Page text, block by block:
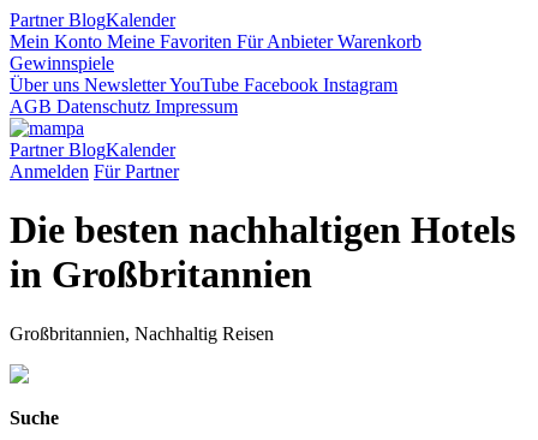
PartnerBlogKalender
Mein Konto Meine Favoriten Für AnbieterWarenkorb
Gewinnspiele
Über uns NewsletterYouTube Facebook Instagram
AGB Datenschutz Impressum
PartnerBlogKalender
Anmelden Für Partner
Die besten nachhaltigen Hotels
in Großbritannien
Großbritannien, Nachhaltig Reisen
Suche